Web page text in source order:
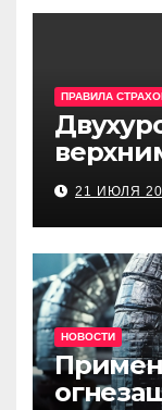
ПРАВИЛА
в 21 ИЮЛЯ
НОВОСТИ